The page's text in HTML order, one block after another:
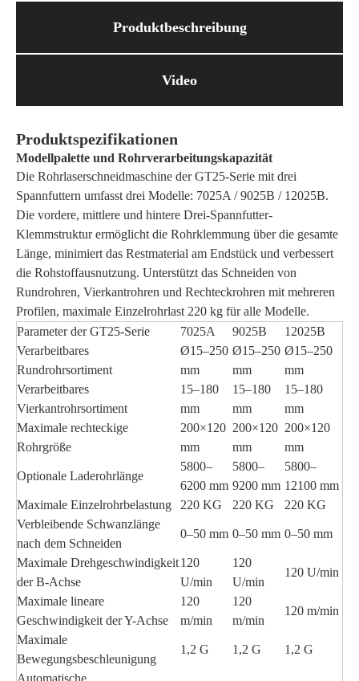
Produktbeschreibung
Video
Produktspezifikationen
Modellpalette und Rohrverarbeitungskapazität
Die Rohrlaserschneidmaschine der GT25-Serie mit drei
Spannfuttern umfasst drei Modelle: 7025A / 9025B / 12025B.
Die vordere, mittlere und hintere Drei-Spannfutter-
Klemmstruktur ermöglicht die Rohrklemmung über die gesamte
Länge, minimiert das Restmaterial am Endstück und verbessert
die Rohstoffausnutzung. Unterstützt das Schneiden von
Rundrohren, Vierkantrohren und Rechteckrohren mit mehreren
Profilen, maximale Einzelrohrlast 220 kg für alle Modelle.
Parameter der GT25-Serie
7025A 9025B
12025B
Verarbeitbares
Rundrohrsortiment
Ø15–250
mm
Ø15–250
mm
Ø15–250
mm
Verarbeitbares
Vierkantrohrsortiment
15–180
mm
15–180
mm
15–180
mm
Maximale rechteckige
Rohrgröße
200×120
mm
200×120
mm
200×120
mm
Optionale Laderohrlänge
5800–
6200 mm
5800–
9200 mm
5800–
12100 mm
Maximale Einzelrohrbelastung
220 KG 220 KG
220 KG
Verbleibende Schwanzlänge
nach dem Schneiden
0–50 mm 0–50 mm 0–50 mm
Maximale Drehgeschwindigkeit
der B-Achse
120
U/min
120
U/min
120 U/min
Maximale lineare
Geschwindigkeit der Y-Achse
120
m/min
120
m/min
120 m/min
Maximale
Bewegungsbeschleunigung
1,2 G 1,2 G 1,2 G
Automatische